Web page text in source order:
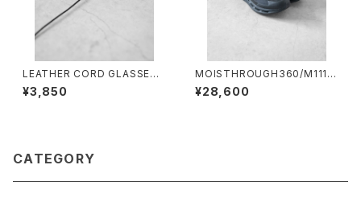
LEATHER CORD GLASSES
HOLDER/2028#3/レザーコー
ドグラスホルダー
¥3,850
MOISTHROUGH360/M1110
W#1/特許取得・通気防水システ
ム採用”モイスルー360"全天候
¥28,600
CATEGORY